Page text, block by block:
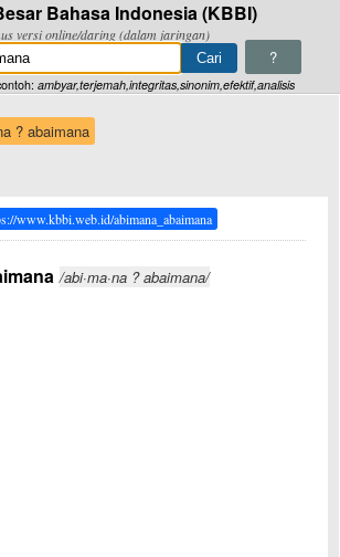
Bahasa Indonesia (KBBI)
versi online/daring (dalam jaringan)
?
ambyar,terjemah,integritas,sinonim,efektif,analisis
? abaimana
www.kbbi.web.id/abimana_abaimana
/abi·ma·na ? abaimana/